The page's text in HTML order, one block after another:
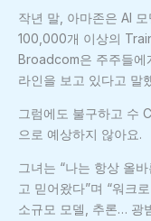
작년 말, 아마존은 AI
100,000개 이상의
Broadcom은 주주들에
라인을 보고 있다고 말
그럼에도 불구하고 수
으로 예상하지 않아요.
그녀는 “나는 항상 올
고 믿어왔다”며 “워크
소규모 모델, 추론… 광